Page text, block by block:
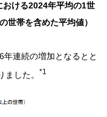
おける2024年平均の1世
世帯を含めた平均値）
連続の増加となるとと
した。
*1